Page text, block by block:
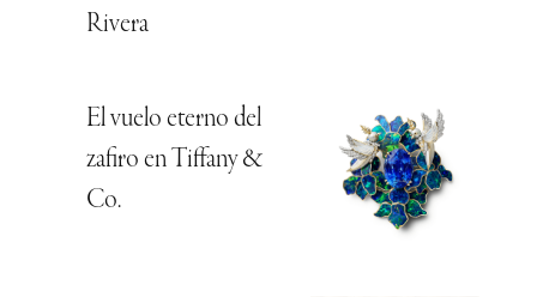
Rivera
El vuelo eterno del
zafiro en Tiffany &
Co.